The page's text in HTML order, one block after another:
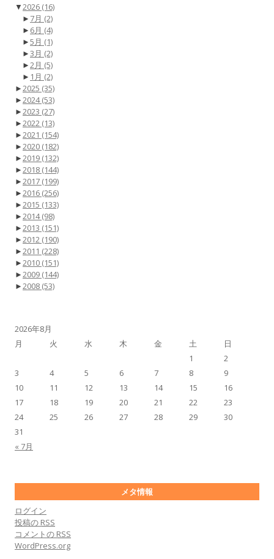
▼2026 (16)
► 7月 (2)
► 6月 (4)
►5月 (1)
►3月 (2)
►2月 (5)
► 1月 (2)
►2025 (35)
►2024(53)
►2023 (27)
►2022 (13)
►2021 (154)
►2020 (182)
►2019 (132)
►2018 (144)
►2017 (199)
►2016 (256)
►2015 (133)
►2014(98)
►2013 (151)
►2012 (190)
►2011 (228)
►2010 (151)
►2009 (144)
►2008 (53)
2026年8月
月
火 水 木 金 土 日
« 7月
1
2
3
4 5 6 7 8
9
10
11 12 13 14 15
16
17
18 19 20 21 22
23
24
25 26 27 28 29
30
31
メタ情報
ログイン
投稿の RSS
コメントの RSS
WordPress.org